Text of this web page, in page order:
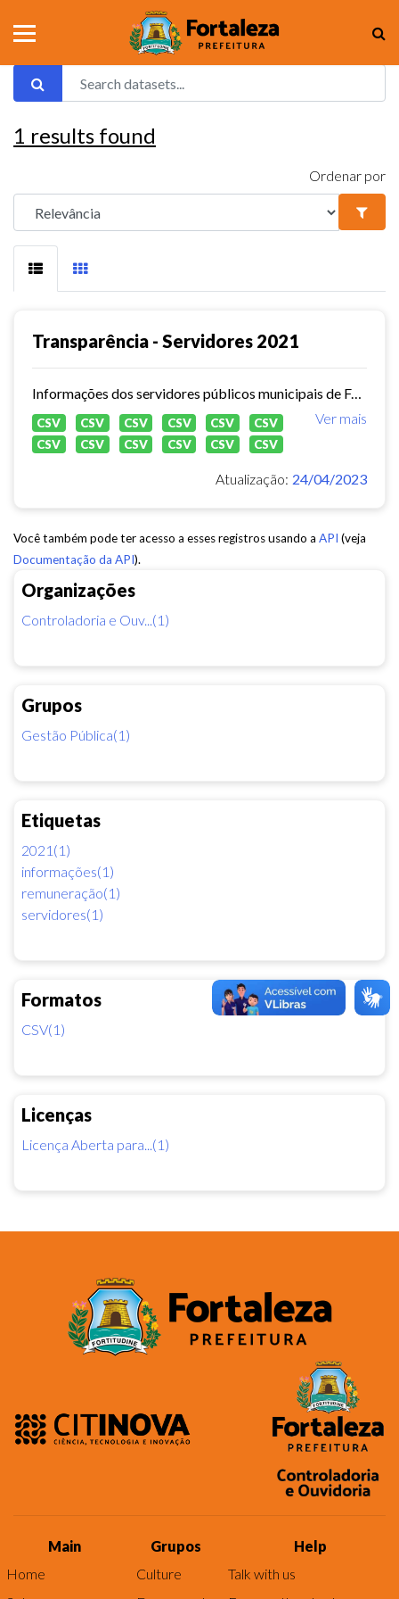
Organizações
Controladoria e Ouv...(1)
Grupos
Gestão Pública(1)
Etiquetas
2021(1)
informações(1)
remuneração(1)
servidores(1)
Formatos
CSV(1)
Licenças
Licença Aberta para...(1)
1 results found
Ordenar por
Transparência - Servidores 2021
Informações dos servidores públicos municipais de Fortaleza referente ao ano de 2021.
Ver mais
CSV CSV CSV CSV CSV
CSV
CSV
CSV CSV CSV CSV CSV
Atualização: 24/04/2023
Você também pode ter acesso a esses registros usando a API (veja
Documentação da API).
Main
Home
Grupos
Culture
Help
Talk with us